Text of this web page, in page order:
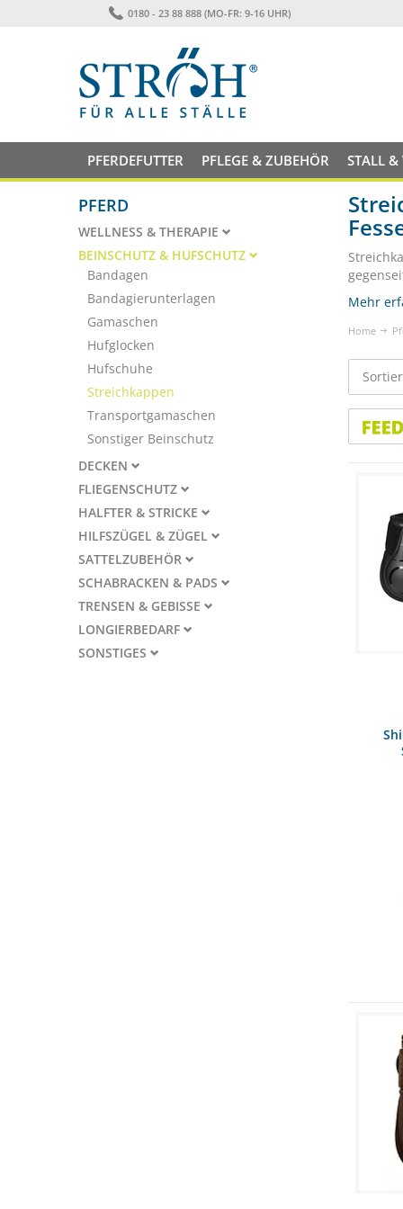
0180 - 23 88 888 (MO-FR: 9-16 UHR)
PFERDEFUTTER PFLEGE & ZUBEHÖR STALL &
Mehr
Home
PFERD
WELLNESS & THERAPIE
BEINSCHUTZ & HUFSCHUTZ
Bandagen
Bandagierunterlagen
Gamaschen
Hufglocken
Hufschuhe
Streichkappen
Transportgamaschen
Sonstiger Beinschutz
DECKEN
FLIEGENSCHUTZ
HALFTER & STRICKE
HILFSZÜGEL & ZÜGEL
SATTELZUBEHÖR
SCHABRACKEN & PADS
TRENSEN & GEBISSE
LONGIERBEDARF
SONSTIGES